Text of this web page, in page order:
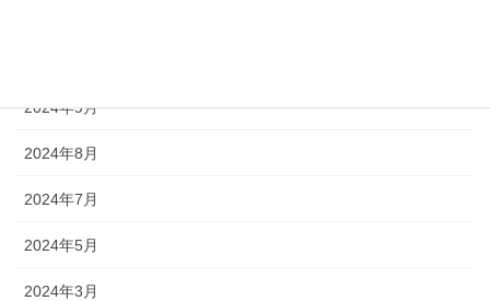
2024年9月
2024年8月
2024年7月
2024年5月
2024年3月